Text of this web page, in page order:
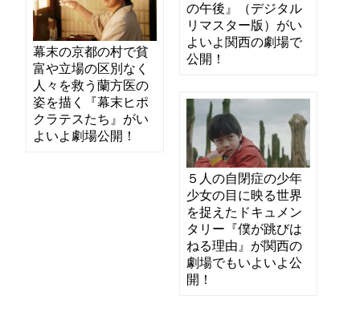
の午後』（デジタル
リマスター版）がい
よいよ関西の劇場で
公開！
幕末の京都の村で貧
富や立場の区別なく
人々を救う蘭方医の
姿を描く『幕末ヒポ
クラテスたち』がい
よいよ劇場公開！
５人の自閉症の少年
少女の目に映る世界
を捉えたドキュメン
タリー『僕が跳びは
ねる理由』が関西の
劇場でもいよいよ公
開！